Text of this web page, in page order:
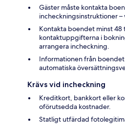
Gäster måste kontakta
incheckningsinstruktioner
Kontakta boendet minst 48
kontaktuppgifterna i
arrangera incheckning.
Informationen från
automatiska
Krävs vid incheckning
Kreditkort, bankkort eller
oförutsedda kostnader.
Statligt utfärdad